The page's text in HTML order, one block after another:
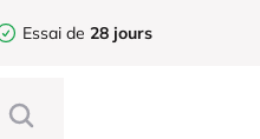
Essai de 28 jours